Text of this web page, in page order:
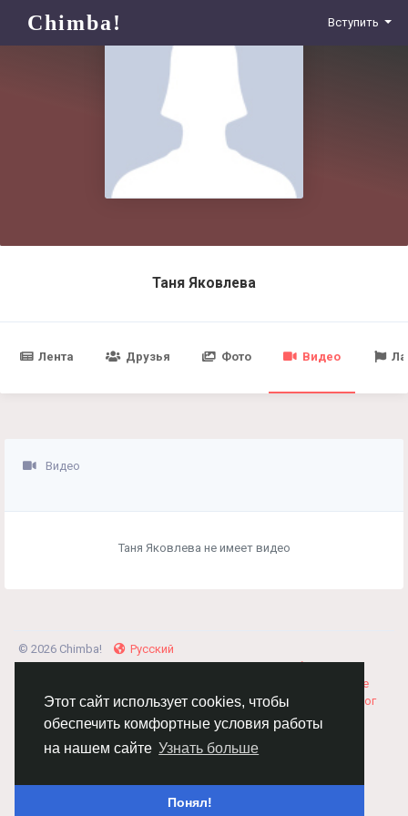
Этот сайт использует cookies, чтобы
обеспечить комфортные условия работы
на нашем сайте Узнать больше
Понял!
Chimba! Вступить
Таня Яковлева
Лента Друзья Фото Видео
Видео
Таня Яковлева не имеет видео
© 2026 Chimba!
Русский
Правила размещения и покупки товаров
Как добавить
Соглашение
Политика Конфиденциальности
Свяжитесь с нами Каталог